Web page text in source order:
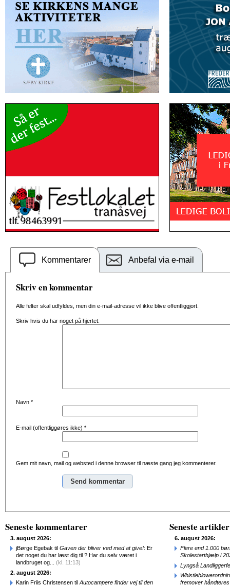
Kommentarer Anbefal via e-mail
Skriv en kommentar
Alle felter skal udfyldes, men din e-mail-adresse vil ikke blive offentliggjort.
Skriv hvis du har noget på hjertet:
Navn *
E-mail (offentliggøres ikke) *
Gem mit navn, mail og websted i denne browser til næste gang jeg kommenterer.
Seneste kommentarer
3. august 2026:
jBørge Egebak til Gaven der bliver ved med at give!: Er
det noget du har læst dig til ? Har du selv været i
landbruget og... (kl. 11:13)
2. august 2026:
Karin Friis Christensen til Autocampere finder vej til den
Seneste artikler
6. august 2026:
Flere end 1.000
Skolestarthjælp i
Lyngså
fremover